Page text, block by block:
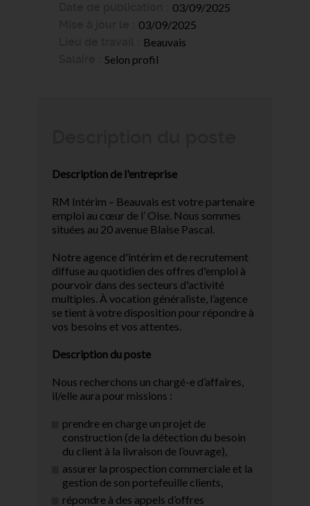
03/09/2025
03/09/2025
Beauvais
Selon profil
Description de l'entreprise
RM Intérim – Beauvais est votre partenaire
emploi au cœur de l’ Oise. Nous sommes
situées au 20 avenue Blaise Pascal.
Notre agence d'intérim et de recrutement
diffuse au quotidien des offres d'emploi à
pourvoir dans des secteurs d'activité
multiples. À vocation généraliste, l’agence
se tient à votre disposition pour répondre à
vos besoins et vos attentes.
Description du poste
Nous recherchons un chargé-e d’affaires,
il/elle aura pour missions :
prendre en charge un projet de
construction (de la détection du besoin
du client à la livraison de l’ouvrage),
assurer la prospection commerciale et la
gestion de son portefeuille clients,
répondre à des appels d’offres